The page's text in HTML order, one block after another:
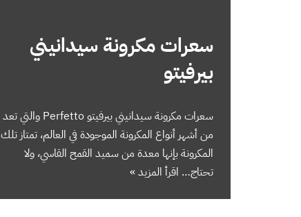
سعرات مكرونة سيدانيني
بيرفيتو
سعرات مكرونة سيدانيني بيرفيتو Perfetto والتي تعد
من أشهر أنواع المكرونة الموجودة في العالم، تمتاز تلك
المكرونة بإنها معدة من سميد القمح القاسي، ولا
تحتاج… اقرأ المزيد »